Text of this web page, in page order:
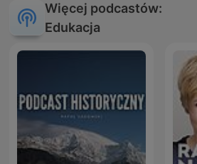
Więcej podcastów:
Edukacja